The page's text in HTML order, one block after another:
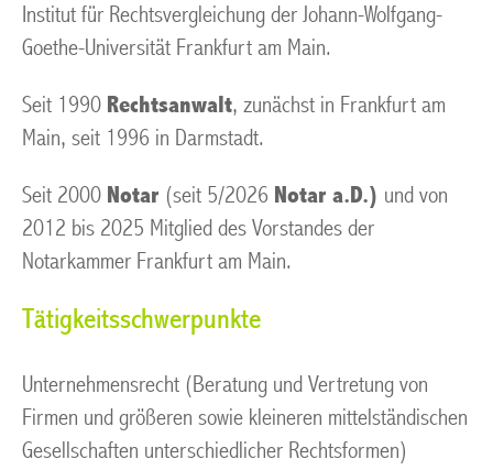
Institut für Rechtsvergleichung der Johann-Wolfgang-
Goethe-Universität Frankfurt am Main.
Seit 1990 Rechtsanwalt, zunächst in Frankfurt am
Main, seit 1996 in Darmstadt.
Seit 2000 Notar (seit 5/2026 Notar a.D.) und von
2012 bis 2025 Mitglied des Vorstandes der
Notarkammer Frankfurt am Main.
Tätigkeitsschwerpunkte
Unternehmensrecht (Beratung und Vertretung von
Firmen und größeren sowie kleineren mittelständischen
Gesellschaften unterschiedlicher Rechtsformen)